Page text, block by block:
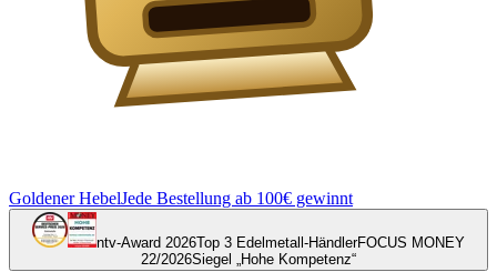
Goldener HebelJede Bestellung ab 100€ gewinnt
ntv-Award 2026Top 3 Edelmetall-HändlerFOCUS MONEY
22/2026Siegel „Hohe Kompetenz“